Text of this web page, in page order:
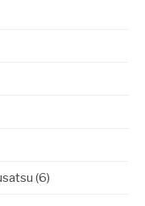
(6)